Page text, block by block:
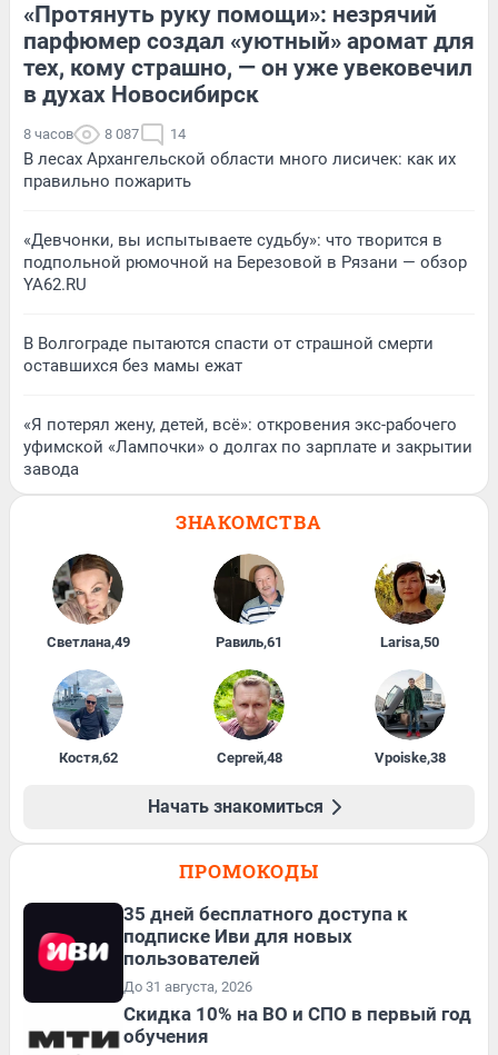
«Протянуть руку помощи»: незрячий
парфюмер создал «уютный» аромат для
тех, кому страшно, — он уже увековечил
в духах Новосибирск
8 часов 8 087 14
В лесах Архангельской области много лисичек: как их
правильно пожарить
«Девчонки, вы испытываете судьбу»: что творится в
подпольной рюмочной на Березовой в Рязани — обзор
YA62.RU
В Волгограде пытаются спасти от страшной смерти
оставшихся без мамы ежат
«Я потерял жену, детей, всё»: откровения экс-рабочего
уфимской «Лампочки» о долгах по зарплате и закрытии
завода
ЗНАКОМСТВА
Светлана,49 Равиль,61 Larisa,50
Костя,62 Сергей,48 Vpoiske,38
Начать знакомиться
ПРОМОКОДЫ
35 дней бесплатного доступа к
подписке Иви для новых
пользователей
До 31 августа, 2026
Скидка 10% на ВО и СПО в первый год
обучения